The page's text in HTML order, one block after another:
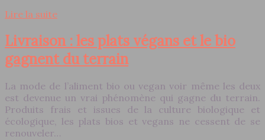
Lire la suite
Livraison : les plats végans et le bio
gagnent du terrain
La mode de l’aliment bio ou vegan voir même les deux
est devenue un vrai phénomène qui gagne du terrain.
Produits frais et issues de la culture biologique et
écologique, les plats bios et vegans ne cessent de se
renouveler…